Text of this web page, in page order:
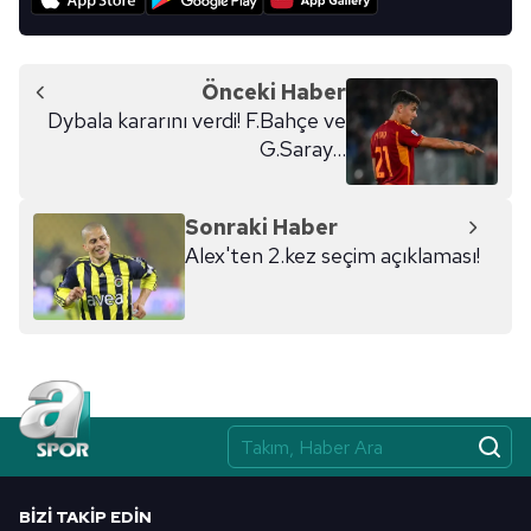
Metnimiziziyaret edebilirsiniz.
6698 sayılı Kişisel Verilerin Korunması Kanunu uyarınca
hazırlanmış Aydınlatma Metnimizi okumak ve sitemizde
ilgili mevzuata uygun olarak kullanılan çerezlerle ilgili bilgi
Önceki Haber
Dybala kararını verdi! F.Bahçe ve
G.Saray...
Sonraki Haber
Alex'ten 2.kez seçim açıklaması!
BIZI TAKIP EDIN